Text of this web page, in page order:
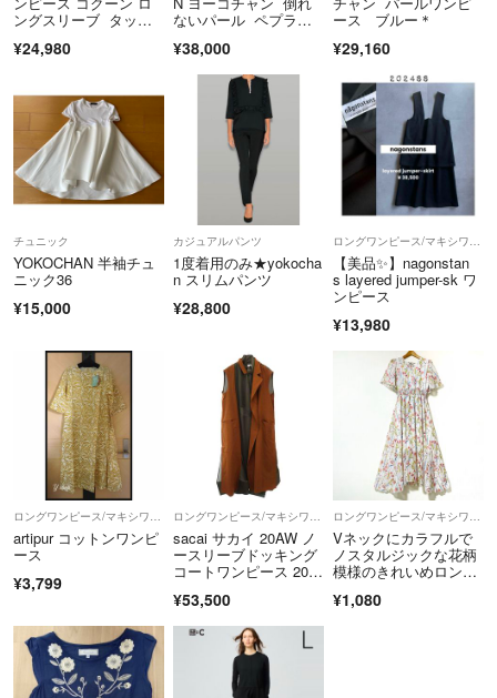
T9290001075401
ングスリーブ タッ
レモニー お受験 入園
¥24,980
ないパール ペプラ
¥38,000
ース ブルー＊
¥29,160
チュニック
YOKOCHAN 半袖チュ
ニック36
¥15,000
カジュアルパンツ
1度着用のみ★yokocha
n スリムパンツ
¥28,800
【美品✨️】nagonstan
s layered jumper-sk ワ
ンピース
¥13,980
ロングワンピース/マキシワンピース
artipur コットンワンピ
ース
¥3,799
ロングワンピース/マキシワンピース
sacai サカイ 20AW ノ
ースリーブドッキング
コートワンピース 20-0
¥53,500
ロングワンピース/マキシワンピース
Vネックにカラフルで
ノスタルジックな花柄
模様のきれいめロング
¥1,080